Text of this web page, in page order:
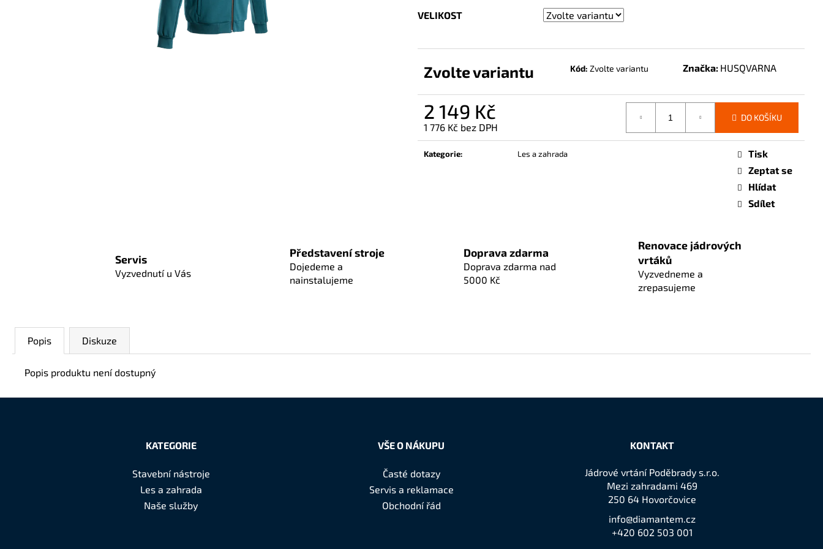
VELIKOST
Zvolte variantu Kód: Zvolte variantu Značka: HUSQVARNA
2 149 Kč
1 776 Kč bez DPH
Měrná
cena:
DO KOŠÍKU
Kategorie: Les a zahrada
Tisk
Zeptat se
Hlídat
Sdílet
Servis
Vyzvednutí u Vás
Představení stroje
Dojedeme a
nainstalujeme
Doprava zdarma
Doprava zdarma nad
5000 Kč
Renovace jádrových
vrtáků
Vyzvedneme a
zrepasujeme
Popis Diskuze
Popis produktu není dostupný
KATEGORIE
Stavební nástroje
Les a zahrada
Naše služby
VŠE O NÁKUPU
Časté dotazy
Servis a reklamace
Obchodní řád
KONTAKT
Jádrové vrtání Poděbrady s.r.o.
Mezi zahradami 469
250 64 Hovorčovice
info@diamantem.cz
+420 602 503 001